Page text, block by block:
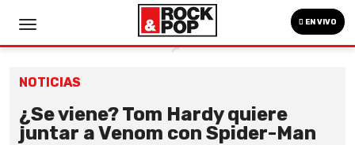
EN VIVO
NOTICIAS
¿Se viene? Tom Hardy quiere
juntar a Venom con Spider-Man